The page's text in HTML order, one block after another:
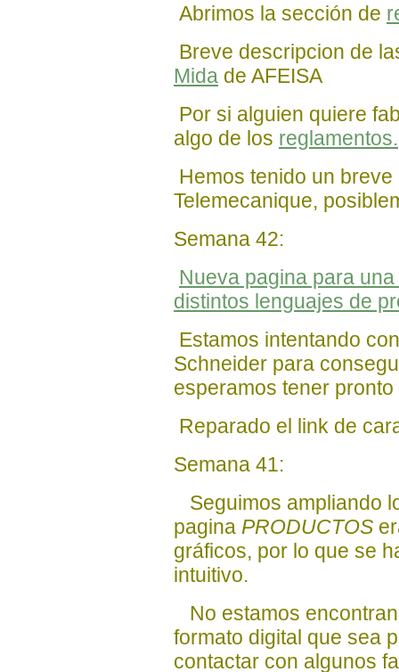
Abrimos la sección de
Breve descripcion de
Mida de AFEISA
Por si alguien quiere
algo de los reglamentos.
Hemos tenido un
Telemecanique,
Semana 42:
Nueva pagina para
distintos lenguajes de
Estamos intentando
Schneider para
esperamos tener
Reparado el link de
Semana 41:
Seguimos ampliando
pagina PRODUCTOS
gráficos, por lo que se
intuitivo.
No estamos
formato digital que sea
contactar con algunos